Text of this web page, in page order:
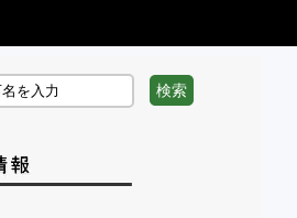
検索